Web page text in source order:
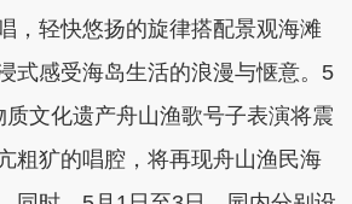
，轻快悠扬的旋律搭配景观海滩
式感受海岛生活的浪漫与惬意。5
质文化遗产舟山渔歌号子表演将震
粗犷的唱腔，将再现舟山渔民海